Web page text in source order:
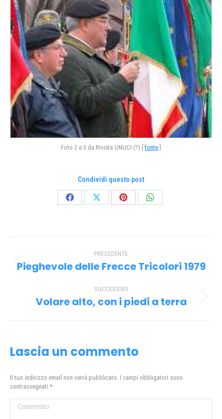
Foto 2 e 3 da Rivista UNUCI (?) [ fonte
Condividi questo post
CondividiCondividiCondividiCondividi
tra
post
PRECEDENTE
Post
Pieghevole delle Frecce Tricolori 1979
SUCCESSIVO
Prossimo
Volare alto, con i piedi a terra
Lascia un commento
Il tuo indirizzo email non verrà pubblicato. I campi obbligatori sono
contrassegnati *
Commento